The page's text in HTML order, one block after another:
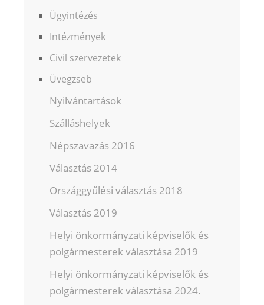
Ügyintézés
Intézmények
Civil szervezetek
Üvegzseb
Nyilvántartások
Szálláshelyek
Népszavazás 2016
Választás 2014
Országgyűlési választás 2018
Választás 2019
Helyi önkormányzati képviselők és
polgármesterek választása 2019
Helyi önkormányzati képviselők és
polgármesterek választása 2024.